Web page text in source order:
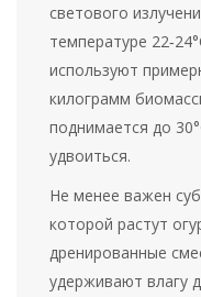
светового
температуре
используют
килограмм
поднимается до
удвоиться.
Не менее важен
которой растут
дренированные
удерживают влагу